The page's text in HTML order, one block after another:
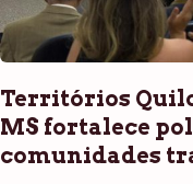
Territórios
MS fortalece
comunidades